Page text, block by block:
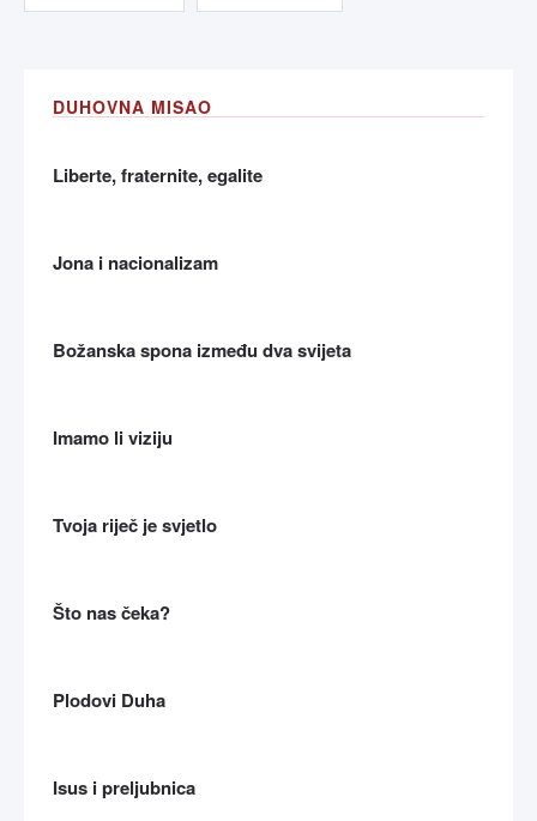
DUHOVNA MISAO
Liberte, fraternite, egalite
Jona i nacionalizam
Božanska spona između dva svijeta
Imamo li viziju
Tvoja riječ je svjetlo
Što nas čeka?
Plodovi Duha
Isus i preljubnica